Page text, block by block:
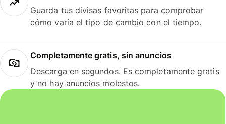
Guarda tus divisas favoritas para comprobar
cómo varía el tipo de cambio con el tiempo.
Completamente gratis, sin anuncios
Descarga en segundos. Es completamente gratis
y no hay anuncios molestos.